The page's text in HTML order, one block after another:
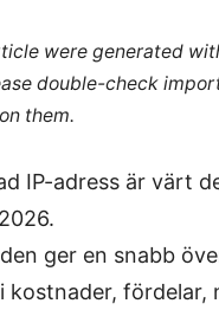
were generated
double-check
them.
IP-adress är värt
ger en snabb
kostnader, fördelar,